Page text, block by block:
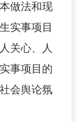
做法和现
实事项目
关心、人
事项目的
会舆论氛